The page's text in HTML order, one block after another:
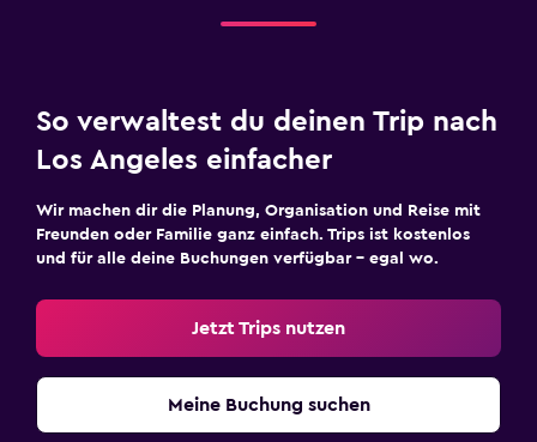
So verwaltest du deinen Trip nach
Los Angeles einfacher
Wir machen dir die Planung, Organisation und Reise mit
Freunden oder Familie ganz einfach. Trips ist kostenlos
und für alle deine Buchungen verfügbar – egal wo.
Jetzt Trips nutzen
Meine Buchung suchen